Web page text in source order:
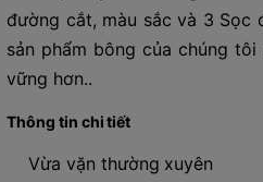
đường cắt, màu sắc và 3 Sọc
sản phẩm bông của chúng
vững hơn..
Thông tin chi tiết
Vừa vặn thường xuyên